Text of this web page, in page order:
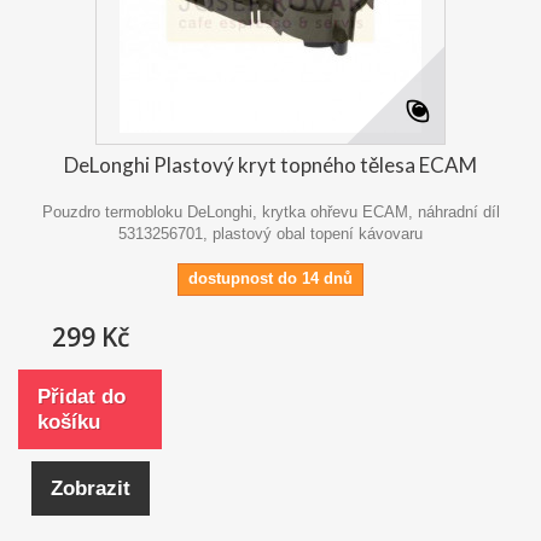
DeLonghi Plastový kryt topného tělesa ECAM
Pouzdro termobloku DeLonghi, krytka ohřevu ECAM, náhradní díl
5313256701, plastový obal topení kávovaru
dostupnost do 14 dnů
299 Kč
Přidat do
košíku
Zobrazit